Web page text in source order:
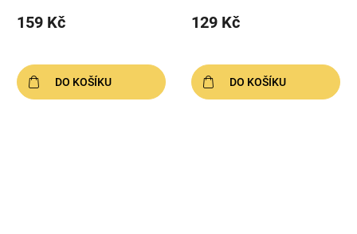
159 Kč
DO KOŠÍKU
129 Kč
DO KOŠÍKU